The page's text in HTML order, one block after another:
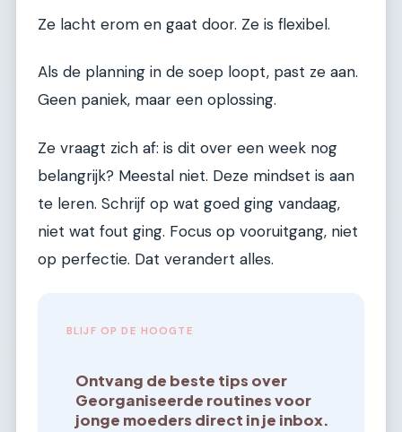
Ze lacht erom en gaat door. Ze is flexibel.
Als de planning in de soep loopt, past ze aan.
Geen paniek, maar een oplossing.
Ze vraagt zich af: is dit over een week nog
belangrijk? Meestal niet. Deze mindset is aan
te leren. Schrijf op wat goed ging vandaag,
niet wat fout ging. Focus op vooruitgang, niet
op perfectie. Dat verandert alles.
BLIJF OP DE HOOGTE
Ontvang de beste tips over
Georganiseerde routines voor
jonge moeders direct in je inbox.